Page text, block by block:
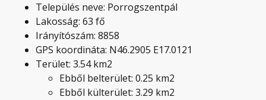
Település neve: Porrogszentpál
Lakosság: 63 fő
Irányítószám: 8858
GPS koordináta: N46.2905 E17.0121
Terület: 3.54 km2
Ebből belterület: 0.25 km2
Ebből külterület: 3.29 km2